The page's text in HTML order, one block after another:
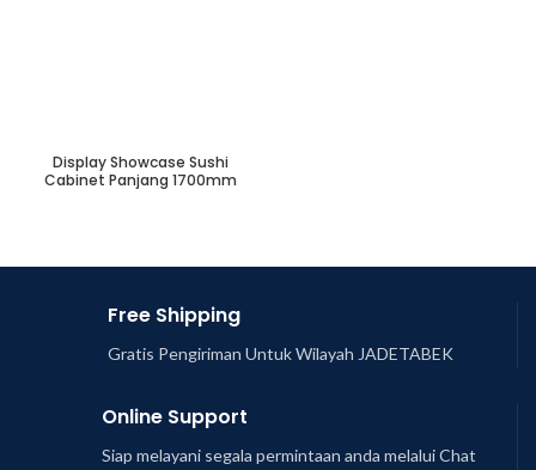
Display Showcase Sushi
Cabinet Panjang 1700mm
Free Shipping
Gratis Pengiriman Untuk Wilayah JADETABEK
Online Support
Siap melayani segala permintaan anda melalui Chat